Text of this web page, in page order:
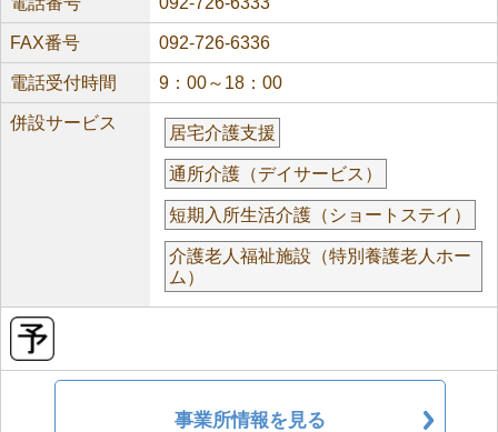
FAX番号 092-726-6336
電話受付時間 9：00～18：00
併設サービス
居宅介護支援
通所介護（デイサービス）
短期入所生活介護（ショートステイ）
介護老人福祉施設（特別養護老人ホー
ム）
事業所情報を見る